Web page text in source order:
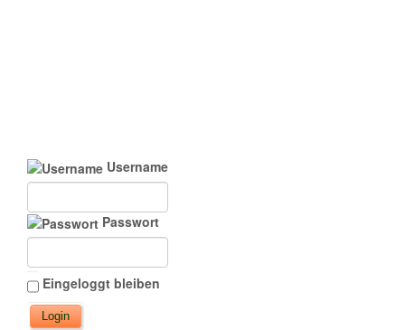
Username
Passwort
Eingeloggt bleiben